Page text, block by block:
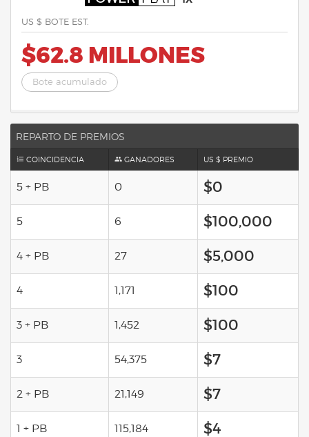
US $ BOTE EST.
$62.8 MILLONES
Bote acumulado
REPARTO DE PREMIOS
COINCIDENCIA GANADORES US $ PREMIO
5 + PB 0 $0
5 6 $100,000
4 + PB 27 $5,000
4 1,171 $100
3 + PB 1,452 $100
3 54,375 $7
2 + PB 21,149 $7
1 + PB 115,184 $4